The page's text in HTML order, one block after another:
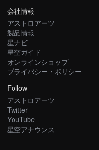
会社情報
アストロアーツ
製品情報
星ナビ
星空ガイド
オンラインショップ
プライバシー・ポリシー
Follow
アストロアーツ
Twitter
YouTube
星空アナウンス